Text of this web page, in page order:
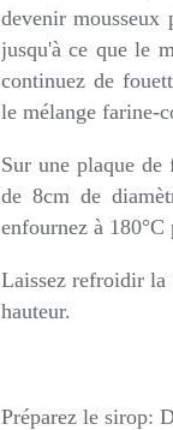
devenir mousseux
jusqu'à ce que le
continuez de
le mélange farine-
Sur une plaque de
de 8cm de
enfournez à 180°C
Laissez refroidir la
hauteur.
Préparez le sirop: